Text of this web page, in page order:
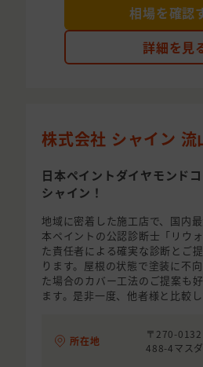
詳細を見
相場を確認
株式会社 シャイン 流
日本ペイントダイヤモンド
シャイン！
地域に密着した施工店で、国内
本ペイントの公認診断士「リウ
た責任者による確実な診断とご
ります。屋根の状態で塗装に不
た場合のカバー工法のご提案も
ます。是非一度、他者様と比較
所在地
〒270-
488-4マス